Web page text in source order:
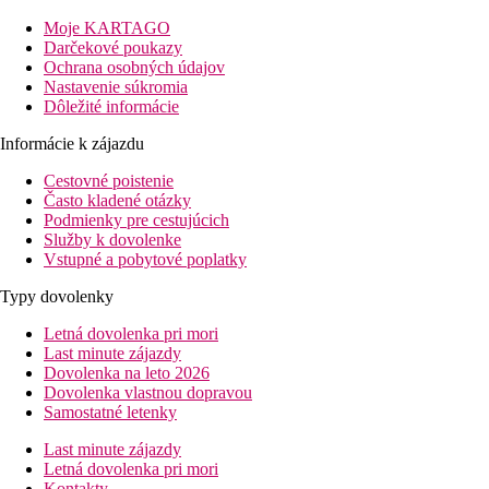
Vybavenie
120 izieb, vstupná hala s recepciou, výťah, reštaurácia, 2 bary,
minimarket, kaderníctvo, spoločenská miestnosť s TV/sat. V
záhrade bazén, lehátka a slnečníky pri bazéne zadarmo.
Zábava
Animačné programy v hoteli.
Izby
Dvojlôžková izba:kúpeľňa/WC (sprcha, sušič vlasov),
klimatizácia, telefón, TV/sat., trezor za poplatok, minibar,
balkón.
Ostatné typy izieb
(pokiaľ nie je uvedené inak, majú izby
vyššie uvedené vybavenie)
Dvojposteľová izba, Čiastočný výhľad na more:
čiastočný výhľad na more.
Stravovanie
All Inclusive
Raňajky, obed a večera formou bufetu
Moje KARTAGO
Darčekové poukazy
Ochrana osobných údajov
Nastavenie súkromia
Dôležité informácie
Informácie k zájazdu
Cestovné poistenie
Často kladené otázky
Podmienky pre cestujúcich
Služby k dovolenke
Vstupné a pobytové poplatky
Typy dovolenky
Letná dovolenka pri mori
Last minute zájazdy
Dovolenka na leto 2026
Dovolenka vlastnou dopravou
Samostatné letenky
Last minute zájazdy
Letná dovolenka pri mori